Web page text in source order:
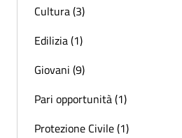
Cultura (3)
Edilizia (1)
Giovani (9)
Pari opportunità (1)
Protezione Civile (1)